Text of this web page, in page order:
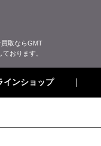
取ならGMT
おります。
インショップ